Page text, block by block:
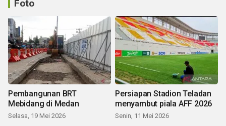
Foto
Pembangunan BRT
Mebidang di Medan
Selasa, 19 Mei 2026
Persiapan Stadion Teladan
menyambut piala AFF 2026
Senin, 11 Mei 2026